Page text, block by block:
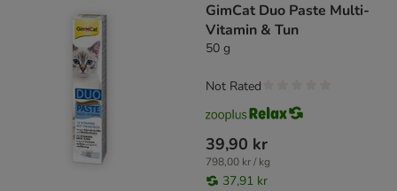
GimCat Duo Paste Multi-
Vitamin & Tun
50 g
39,90 kr
798,00 kr / kg
37,91 kr
Not Rated